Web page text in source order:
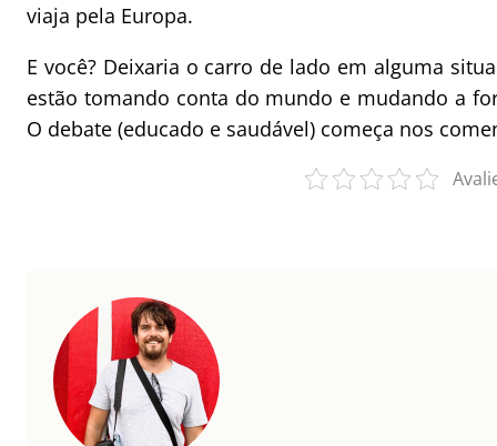
viaja pela Europa.
E você? Deixaria o carro de lado em alguma
estão tomando conta do mundo e mudando a
O debate (educado e saudável) começa nos